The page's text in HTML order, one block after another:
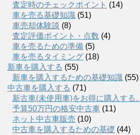
査定時のチェックポイント (14)
車を売る基礎知識 (51)
車売却体験談 (8)
査定評価ポイント・点数 (4)
車を売るための準備 (5)
車を売るタイミング (18)
新車を購入する (55)
新車を購入するための基礎知識 (55)
中古車を購入する (71)
新古車(未使用車)をお得に購入する。
予算50万円の格安中古車 (11)
ネット中古車販売 (10)
中古車を購入するための基礎 (44)